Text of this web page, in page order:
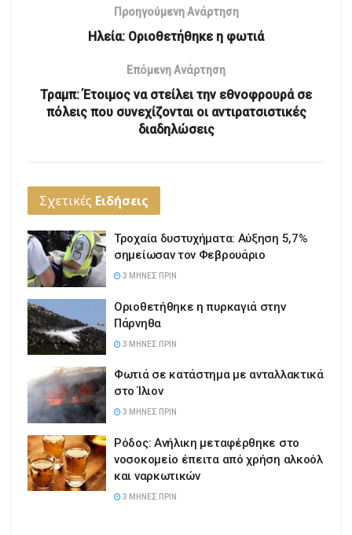
Προηγούμενη Ανάρτηση
Ηλεία: Οριοθετήθηκε η φωτιά
Επόμενη Ανάρτηση
Τραμπ: Έτοιμος να στείλει την εθνοφρουρά σε
πόλεις που συνεχίζονται οι αντιρατσιστικές
διαδηλώσεις
Σχετικές Ειδήσεις
Τροχαία δυστυχήματα: Αύξηση 5,7%
σημείωσαν τον Φεβρουάριο
3 ΜΉΝΕΣ ΠΡΙΝ
Οριοθετήθηκε η πυρκαγιά στην
Πάρνηθα
3 ΜΉΝΕΣ ΠΡΙΝ
Φωτιά σε κατάστημα με ανταλλακτικά
στο Ίλιον
3 ΜΉΝΕΣ ΠΡΙΝ
Ρόδος: Ανήλικη μεταφέρθηκε στο
νοσοκομείο έπειτα από χρήση αλκοόλ
και ναρκωτικών
3 ΜΉΝΕΣ ΠΡΙΝ